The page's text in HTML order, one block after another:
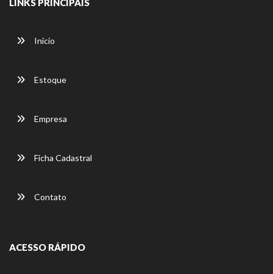
LINKS PRINCIPAIS
Início
Estoque
Empresa
Ficha Cadastral
Contato
ACESSO RÁPIDO